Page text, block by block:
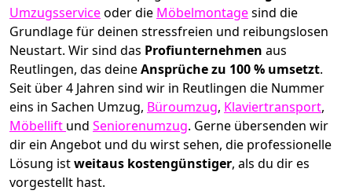
Umzugsserviceoder die Möbelmontagesind die
Grundlage für deinen stressfreien und reibungslosen
Neustart. Wir sind das Profiunternehmen aus
Reutlingen, das deineAnsprüche zu 100 % umsetzt.
Seit über 4 Jahren sind wir in Reutlingen die Nummer
eins in Sachen Umzug, Büroumzug, Klaviertransport,
Möbellift und Seniorenumzug. Gerne übersenden wir
dir ein Angebot und du wirst sehen, die professionelle
Lösung istweitaus kostengünstiger, als du dir es
vorgestellt hast.